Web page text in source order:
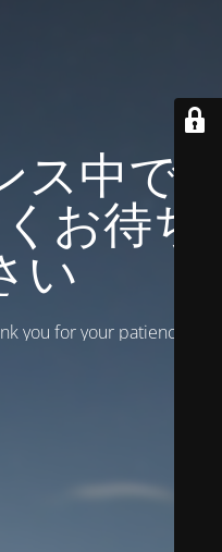
ス中で
お待ち
い
you for your patience!